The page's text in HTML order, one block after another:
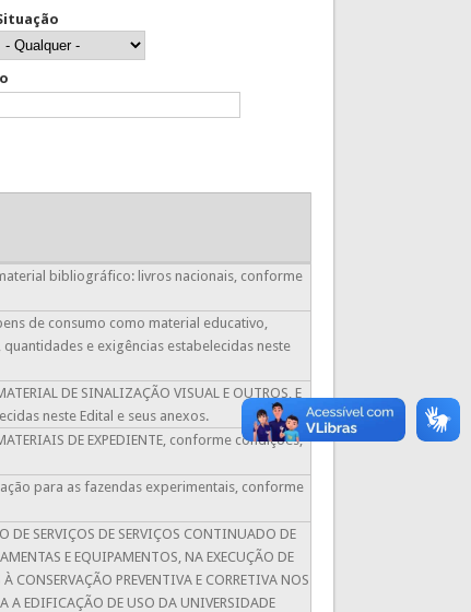
bibliográfico: livros nacionais, conforme
de consumo como material educativo,
e exigências estabelecidas neste
DE SINALIZAÇÃO VISUAL E OUTROS, E
neste Edital e seus anexos.
DE EXPEDIENTE, conforme condições,
para as fazendas experimentais, conforme
SERVIÇOS DE SERVIÇOS CONTINUADO DE
E EQUIPAMENTOS, NA EXECUÇÃO DE
CONSERVAÇÃO PREVENTIVA E CORRETIVA NOS
A EDIFICAÇÃO DE USO DA UNIVERSIDADE